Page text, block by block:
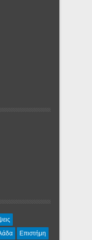
Επιστήμη